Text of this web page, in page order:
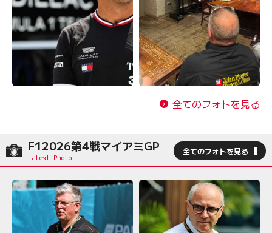
全てのフォトを見る
F12026第4戦マイアミGP 全てのフォトを見る